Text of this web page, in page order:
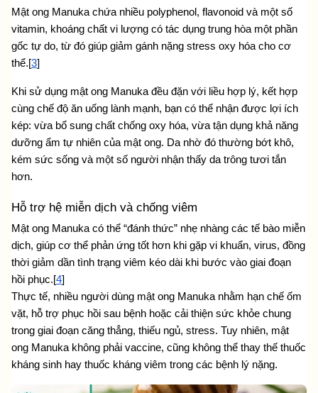
Mật ong Manuka chứa nhiều polyphenol, flavonoid và một số
vitamin, khoáng chất vi lượng có tác dụng trung hòa một phần
gốc tự do, từ đó giúp giảm gánh nặng stress oxy hóa cho cơ
thể.[3]
Khi sử dụng mật ong Manuka đều đặn với liều hợp lý, kết hợp
cùng chế độ ăn uống lành mạnh, bạn có thể nhận được lợi ích
kép: vừa bổ sung chất chống oxy hóa, vừa tận dụng khả năng
dưỡng ẩm tự nhiên của mật ong. Da nhờ đó thường bớt khô,
kém sức sống và một số người nhận thấy da trông tươi tắn
hơn.
Hỗ trợ hệ miễn dịch và chống viêm
Mật ong Manuka có thể “đánh thức” nhẹ nhàng các tế bào miễn
dịch, giúp cơ thể phản ứng tốt hơn khi gặp vi khuẩn, virus, đồng
thời giảm dần tình trạng viêm kéo dài khi bước vào giai đoạn
hồi phục.[4]
Thực tế, nhiều người dùng mật ong Manuka nhằm hạn chế ốm
vặt, hỗ trợ phục hồi sau bệnh hoặc cải thiện sức khỏe chung
trong giai đoạn căng thẳng, thiếu ngủ, stress. Tuy nhiên, mật
ong Manuka không phải vaccine, cũng không thể thay thế thuốc
kháng sinh hay thuốc kháng viêm trong các bệnh lý nặng.